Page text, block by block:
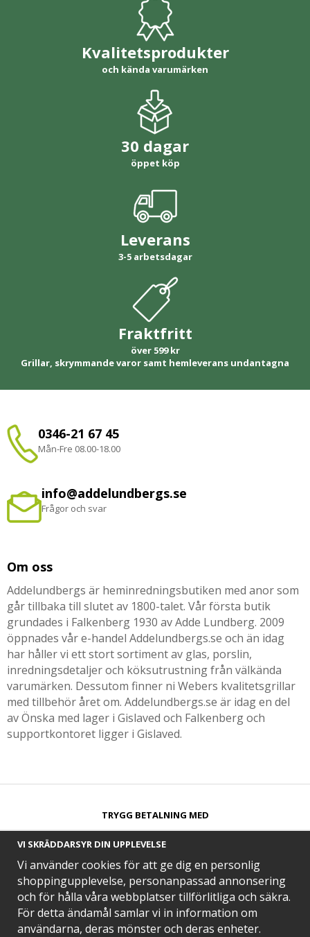
Kvalitetsprodukter
och kända varumärken
30 dagar
öppet köp
Leverans
3-5 arbetsdagar
Fraktfritt
över 599 kr
Grillar, skrymmande varor samt hemleverans undantagna
0346-21 67 45
Mån-Fre 08.00-18.00
info@addelundbergs.se
Frågor och svar
Om oss
Addelundbergs är heminredningsbutiken med anor som
går tillbaka till slutet av 1800-talet. Vår första butik
grundades i Falkenberg 1930 av Adde Lundberg. 2009
öppnades vår e-handel Addelundbergs.se och än idag
har håller vi ett stort sortiment av glas, porslin,
inredningsdetaljer och köksutrustning från välkända
varumärken. Dessutom finner ni Webers kvalitetsgrillar
med tillbehör året om. Addelundbergs.se är idag en del
av Önska med lager i Gislaved och Falkenberg och
supportkontoret ligger i Gislaved.
TRYGG BETALNING MED​
SNABB LEVERANS MED
VI SKRÄDDARSYR DIN UPPLEVELSE
Vi använder cookies för att ge dig en personlig
shoppingupplevelse, personanpassad annonsering
och för hålla våra webbplatser tillförlitliga och säkra.
För detta ändamål samlar vi in information om
användarna, deras mönster och deras enheter.